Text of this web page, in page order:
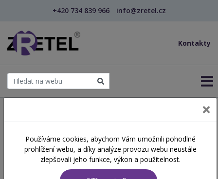
+420 734 839 966 info@zretel.cz
Kontakty
Nepozorné dítě
Obsah školení
Používáme cookies, abychom Vám umožnili pohodlné
prohlížení webu, a díky analýze provozu webu neustále
zlepšovali jeho funkce, výkon a použitelnost.